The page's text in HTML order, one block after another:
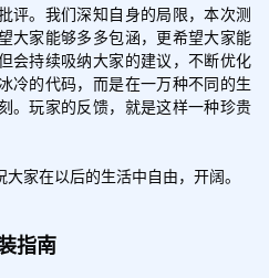
评。我们深知自身的局限，本次测
大家能够多多包涵，更希望大家能
会持续吸纳大家的建议，不断优化
冷的代码，而是在一万种不同的生
。玩家的反馈，就是这样一种珍贵
家在以后的生活中自由，开阔。
指南